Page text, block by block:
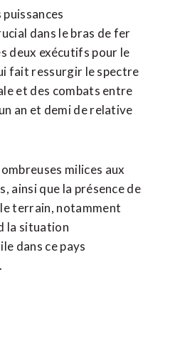
dans le bras de fer
deux exécutifs pour le
fait ressurgir le spectre
et des combats entre
an et demi de relative
milices aux
ainsi que la présence de
terrain, notamment
la situation
dans ce pays